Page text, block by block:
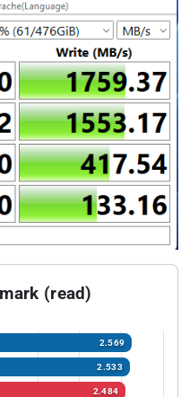
(read)
2.569
2.533
2.484